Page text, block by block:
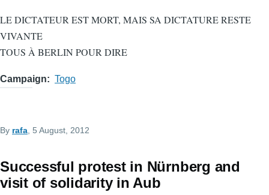
LE DICTATEUR EST MORT, MAIS SA DICTATURE RESTE
VIVANTE
TOUS À BERLIN POUR DIRE
Campaign Togo
By rafa, 5 August, 2012
Successful protest in Nürnberg and
visit of solidarity in Aub